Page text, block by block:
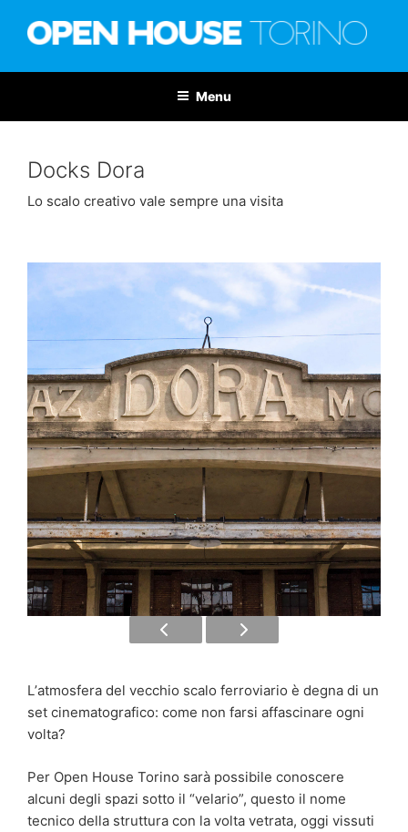
Menu
Docks Dora
Lo scalo creativo vale sempre una visita
Lʼatmosfera del vecchio scalo ferroviario è degna di un
set cinematografico: come non farsi affascinare ogni
volta?
Per Open House Torino sarà possibile conoscere
alcuni degli spazi sotto il “velario”, questo il nome
tecnico della struttura con la volta vetrata, oggi vissuti